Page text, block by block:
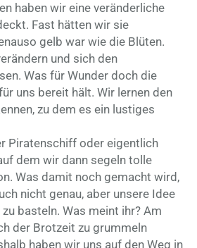
haben wir eine veränderliche
Fast hätten wir sie
gelb war wie die Blüten.
und sich den
Was für Wunder doch die
uns bereit hält. Wir lernen den
zu dem es ein lustiges
Piratenschiff oder eigentlich
dem wir dann segeln tolle
Was damit noch gemacht wird,
nicht genau, aber unsere Idee
basteln. Was meint ihr? Am
der Brotzeit zu grummeln
haben wir uns auf den Weg in